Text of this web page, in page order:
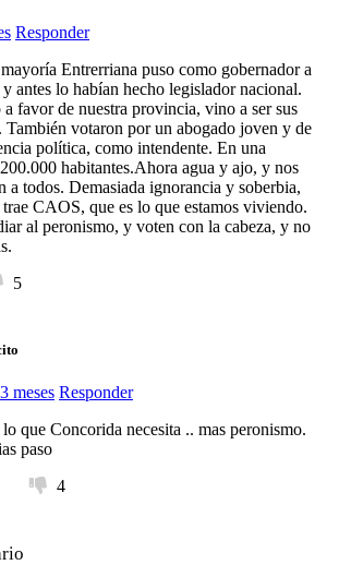
Responder
Entrerriana puso como gobernador a
antes lo habían hecho legislador nacional.
favor de nuestra provincia, vino a ser sus
También votaron por un abogado joven y de
política, como intendente. En una
habitantes.Ahora agua y ajo, y nos
a todos. Demasiada ignorancia y soberbia,
CAOS, que es lo que estamos viviendo.
al peronismo, y voten con la cabeza, y no
5
meses Responder
lo que Concorida necesita .. mas peronismo.
paso
4